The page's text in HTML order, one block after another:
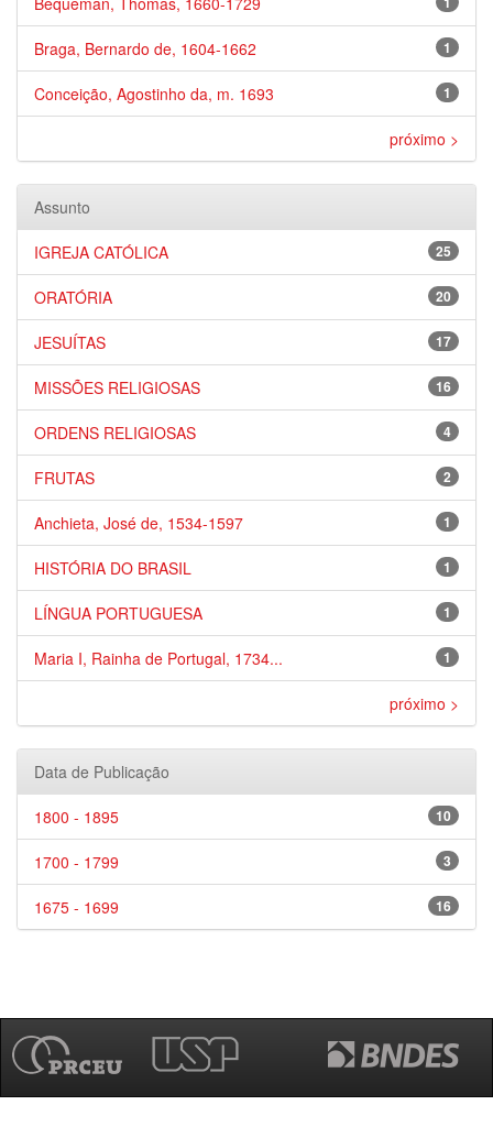
1
Braga, Bernardo de, 1604-1662
1
Conceição, Agostinho da, m. 1693
próximo >
Assunto
25
IGREJA CATÓLICA
20
ORATÓRIA
17
JESUÍTAS
16
MISSÕES RELIGIOSAS
4
ORDENS RELIGIOSAS
2
FRUTAS
1
Anchieta, José de, 1534-1597
1
HISTÓRIA DO BRASIL
1
LÍNGUA PORTUGUESA
1
Maria I, Rainha de Portugal, 1734...
próximo >
Data de Publicação
10
1800 - 1895
3
1700 - 1799
16
1675 - 1699